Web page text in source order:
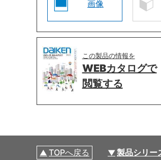
画像
この製品の情報を
WEBカタログで
閲覧する
TOPへ戻る 製品シリー